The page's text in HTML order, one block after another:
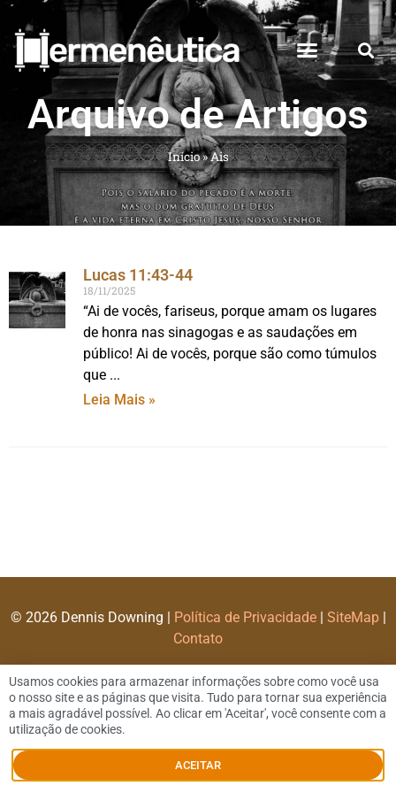
Arquivo de Artigos
Início»Ais
Lucas 11:43-44
18/11/2025
“Ai de vocês, fariseus, porque amam os lugares
de honra nas sinagogas e as saudações em
público! Ai de vocês, porque são como túmulos
que
Leia Mais »
© 2026 Dennis Downing | Política de Privacidade| SiteMap|
Contato
Usamos cookies para armazenar informações sobre como você usa
o nosso site e as páginas que visita. Tudo para tornar sua experiência
a mais agradável possível. Ao clicar em 'Aceitar', você consente com a
utilização de cookies.
ACEITAR